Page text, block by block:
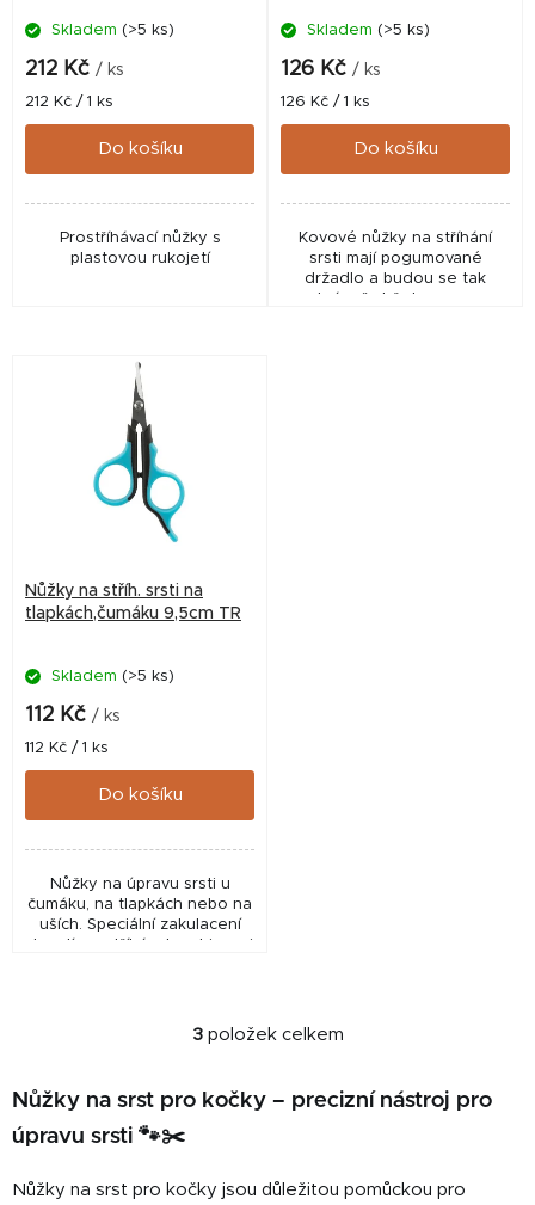
Skladem (>5 ks)
212 Kč / ks
Měrná
cena:
212 Kč / 1 ks
Do košíku
Prostříhávací nůžky s
plastovou rukojetí
Skladem (>5 ks)
126 Kč / ks
Měrná
cena:
126 Kč / 1 ks
Do košíku
Kovové nůžky na stříhání
srsti mají pogumované
držadlo a budou se tak
krásně držet v ruce.
Nůžky na stříh. srsti na
tlapkách,čumáku 9,5cm TR
Skladem (>5 ks)
112 Kč / ks
Měrná
cena:
112 Kč / 1 ks
Do košíku
Nůžky na úpravu srsti u
čumáku, na tlapkách nebo na
uších. Speciální zakulacení
O
l
a
3položek celkem
Nůžky na srst pro kočky – precizní nástroj pro
úpravu srsti 🐾✂️
Nůžky na srst pro kočky jsou důležitou pomůckou pro